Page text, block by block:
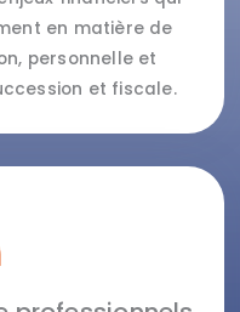
en matière de
personnelle et
et fiscale.